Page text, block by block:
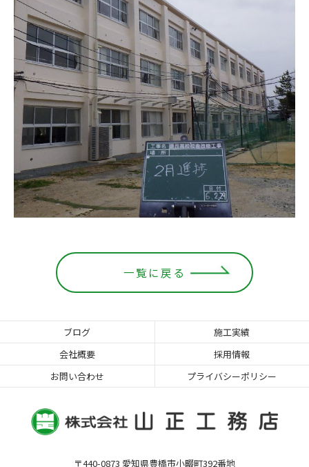
一覧に戻る
ブログ
施工実績
会社概要
採用情報
お問い合わせ
プライバシーポリシー
〒440-0873 愛知県豊橋市小畷町392番地